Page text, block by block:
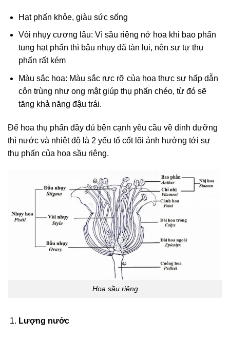
Hạt phấn khỏe, giàu sức sống
Vòi nhụy cương lâu: Vì sầu riêng nở hoa khi bao phấn
tung hạt phấn thì bậu nhụy đã tàn lụi, nên sự tự thụ
phấn rất kém
Màu sắc hoa: Màu sắc rực rỡ của hoa thực sự hấp dẫn
côn trùng như ong mật giúp thụ phấn chéo, từ đó sẽ
tăng khả năng đậu trái.
Để hoa thụ phấn đầy đủ bên cạnh yêu cầu về dinh dưỡng
thì nước và nhiệt độ là 2 yếu tố cốt lõi ảnh hưởng tới sự
thụ phấn của hoa sầu riêng.
Hoa sầu riêng
Lượng nước